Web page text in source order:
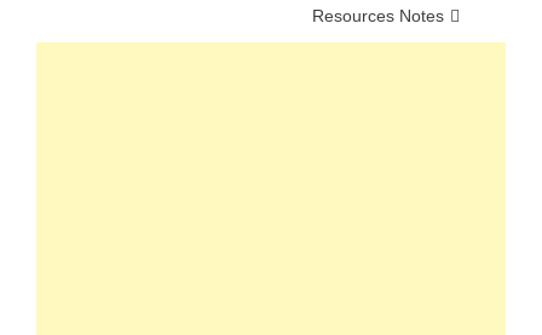
Resources Notes